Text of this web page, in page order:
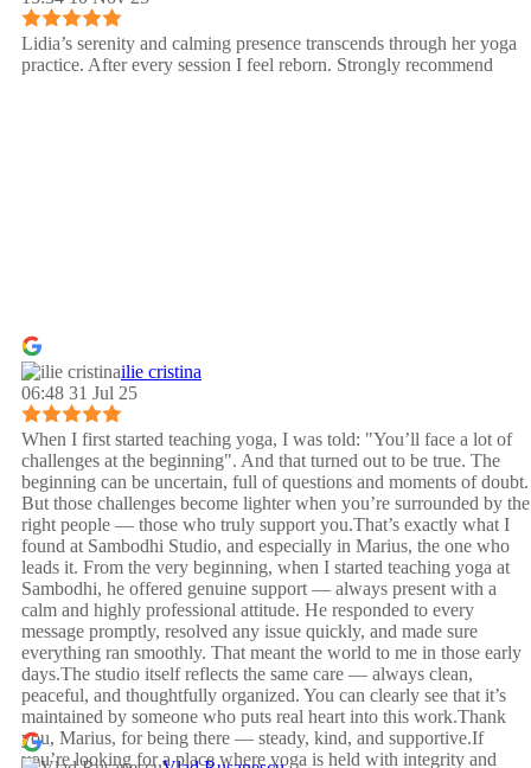
Lidia’s serenity and calming presence transcends through her yoga
practice. After every session I feel reborn. Strongly recommend
ilie cristina
06:48 31 Jul 25
When I first started teaching yoga, I was told: "You’ll face a lot of
challenges at the beginning". And that turned out to be true. The
beginning can be uncertain, full of questions and moments of doubt.
But those challenges become lighter when you’re surrounded by the
right people — those who truly support you.That’s exactly what I
found at Sambodhi Studio, and especially in Marius, the one who
leads it. From the very beginning, when I started teaching yoga at
Sambodhi, he offered genuine support — always present with a
calm and highly professional attitude. He responded to every
message promptly, resolved any issue quickly, and made sure
everything ran smoothly. That meant the world to me in those early
days.The studio itself reflects the same care — always clean,
peaceful, and thoughtfully organized. You can clearly see that it’s
maintained by someone who puts real heart into this work.Thank
you, Marius, for being there — steady, kind, and supportive.If
you’re looking for a place where yoga is held with integrity and